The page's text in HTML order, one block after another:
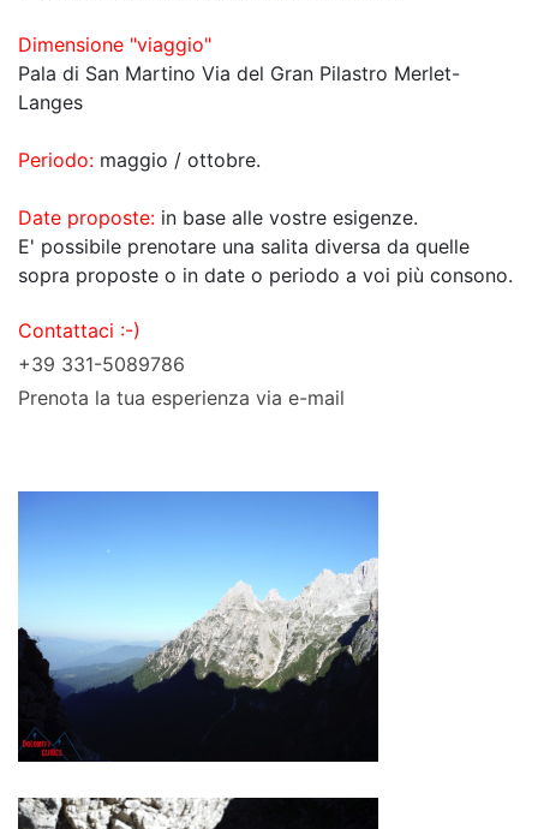
Dimensione "viaggio"
Pala di San Martino Via del Gran Pilastro Merlet-
Langes
Periodo: maggio / ottobre.
Date proposte: in base alle vostre esigenze.
E' possibile prenotare una salita diversa da quelle
sopra proposte o in date o periodo a voi più consono.
Contattaci :-)
+39 331-5089786
Prenota la tua esperienza via e-mail